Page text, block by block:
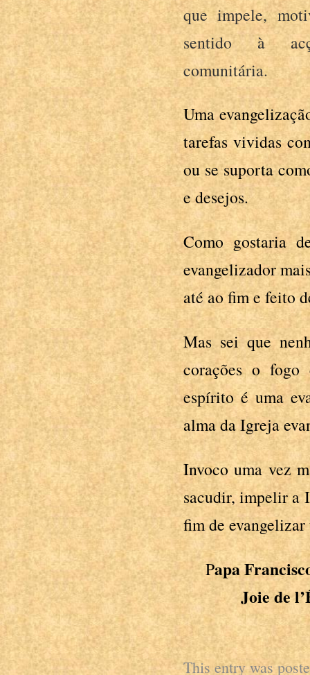
que impele,
sentido à
comunitária.
Uma
tarefas vividas
ou se suporta
e desejos.
Como gostaria
evangelizador
até ao fim e feito
Mas sei que
corações o fogo
espírito é uma
alma da Igreja
Invoco uma vez
sacudir, impelir a
fim de evangelizar
Papa
Joie de
This entry was